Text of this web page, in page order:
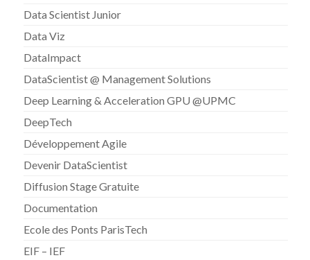
Data Scientist Junior
Data Viz
DataImpact
DataScientist @ Management Solutions
Deep Learning & Acceleration GPU @UPMC
DeepTech
Développement Agile
Devenir DataScientist
Diffusion Stage Gratuite
Documentation
Ecole des Ponts ParisTech
EIF – IEF